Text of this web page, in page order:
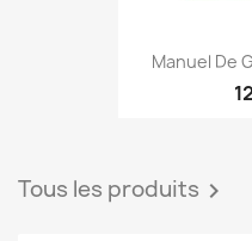
Manuel De
Tous les produits 